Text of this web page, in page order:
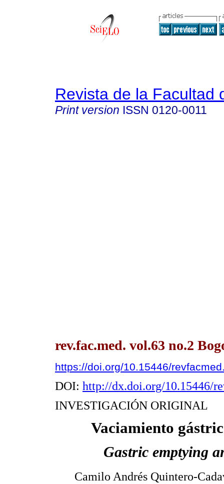
Revista de la Facultad
Print version ISSN 0120-0011
rev.fac.med. vol.63 no.2
https://doi.org/10.15446/
DOI: http://dx.doi.org/10.15446/
INVESTIGACIÓN ORIGINAL
Vaciamiento
Gastric emptying
Camilo Andrés Quintero-